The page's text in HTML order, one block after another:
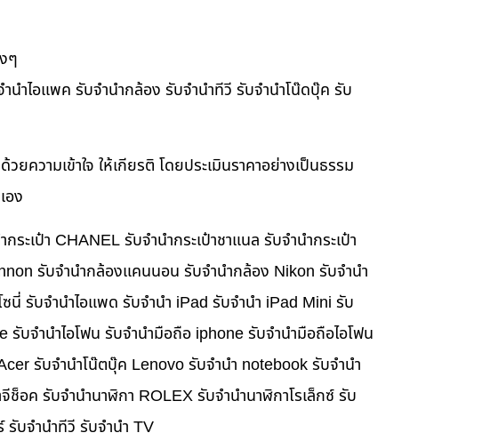
ๆ
ำไอแพค รับจำนำกล้อง รับจำนำทีวี รับจำนำโน๊ดบุ๊ค รับ
ความเข้าใจ ให้เกียรติ โดยประเมินราคาอย่างเป็นธรรม
อง
ะเป๋า CHANEL รับจำนำกระเป๋าชาแนล รับจำนำกระเป๋า
รับจำนำกล้องแคนนอน รับจำนำกล้อง Nikon รับจำนำ
รับจำนำไอแพด รับจำนำ iPad รับจำนำ iPad Mini รับ
บจำนำไอโฟน รับจำนำมือถือ iphone รับจำนำมือถือไอโฟน
รับจำนำโน๊ตบุ๊ค Lenovo รับจำนำ notebook รับจำนำ
อค รับจำนำนาฬิกา ROLEX รับจำนำนาฬิกาโรเล็กซ์ รับ
รับจำนำทีวี รับจำนำ TV